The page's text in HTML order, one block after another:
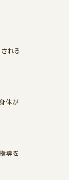
れる
体が
導を